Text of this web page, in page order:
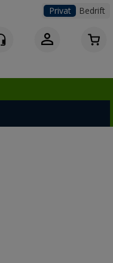
Privat Bedrift